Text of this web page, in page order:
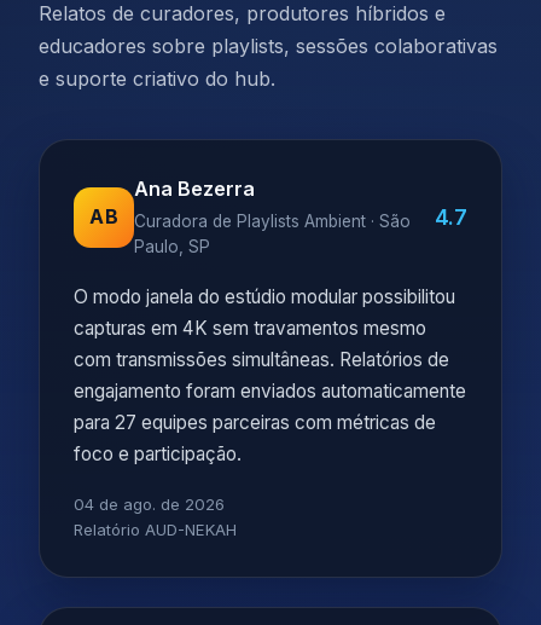
Relatos de curadores, produtores híbridos e
educadores sobre playlists, sessões colaborativas
e suporte criativo do hub.
AB
Ana Bezerra
Curadora de Playlists Ambient · São
Paulo, SP
4.7
O modo janela do estúdio modular possibilitou
capturas em 4K sem travamentos mesmo
com transmissões simultâneas. Relatórios de
engajamento foram enviados automaticamente
para 27 equipes parceiras com métricas de
foco e participação.
04 de ago. de 2026
Relatório AUD-NEKAH